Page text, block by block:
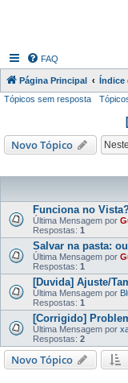
FAQ
Página Principal Índice
Tópicos sem resposta
Novo Tópico
Funciona no
Última Mensagem por
Respostas: 1
Salvar na pasta:
Última Mensagem por
Respostas: 1
[Duvida] Ajuste/
Última Mensagem por
Respostas: 1
[Corrigido]
Última Mensagem por
Respostas: 2
Novo Tópico